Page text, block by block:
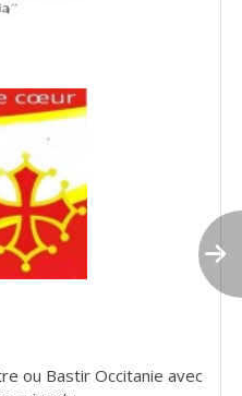
ou Bastir Occitanie avec